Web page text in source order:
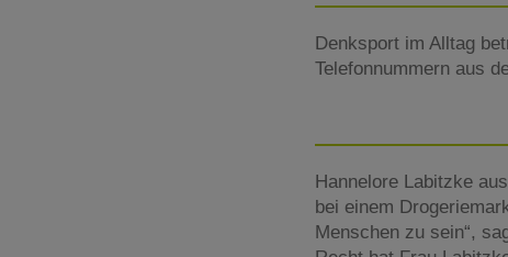
Denksport im Alltag
Telefonnummern aus
Hannelore Labitzke
bei einem
Menschen zu sein“,